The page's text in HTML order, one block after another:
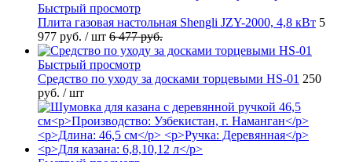
Быстрый просмотр
Плита газовая настольная Shengli JZY-2000, 4,8 кВт 5
977 руб. / шт 6 477 руб.
Быстрый просмотр
Средство по уходу за досками торцевыми HS-01 250
руб. / шт